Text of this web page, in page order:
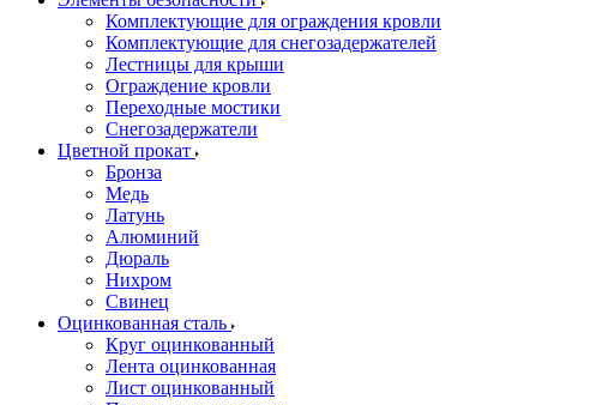
Комплектующие для ограждения кровли
Комплектующие для снегозадержателей
Лестницы для крыши
Ограждение кровли
Переходные мостики
Снегозадержатели
Цветной прокат
Бронза
Медь
Латунь
Алюминий
Дюраль
Нихром
Свинец
Оцинкованная сталь
Круг оцинкованный
Лента оцинкованная
Лист оцинкованный